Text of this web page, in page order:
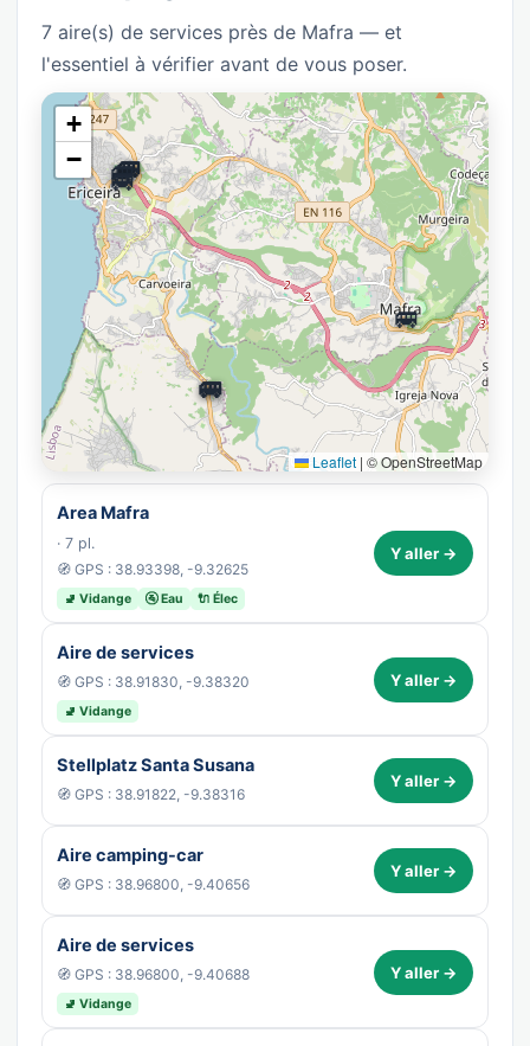
7 aire(s) de services près de Mafra — et
l'essentiel à vérifier avant de vous poser.
🚐
🚐
🚐
🚐
🚐
🚐
🚐
+
−
Leaflet | © OpenStreetMap
Area Mafra
· 7 pl.
🧭 GPS : 38.93398, -9.32625
🚽 Vidange 🚰 Eau 🔌 Élec
Y aller →
Aire de services
🧭 GPS : 38.91830, -9.38320
🚽 Vidange
Y aller →
Stellplatz Santa Susana
🧭 GPS : 38.91822, -9.38316
Y aller →
Aire camping-car
🧭 GPS : 38.96800, -9.40656
Y aller →
Aire de services
🧭 GPS : 38.96800, -9.40688
🚽 Vidange
Y aller →